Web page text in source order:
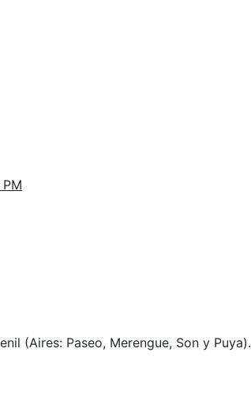
(Aires: Paseo, Merengue, Son y Puya).